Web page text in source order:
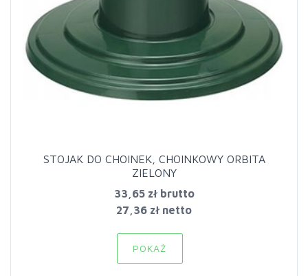
STOJAK DO CHOINEK, CHOINKOWY ORBITA
ZIELONY
33,65 złbrutto
27,36 zł netto
POKAŻ